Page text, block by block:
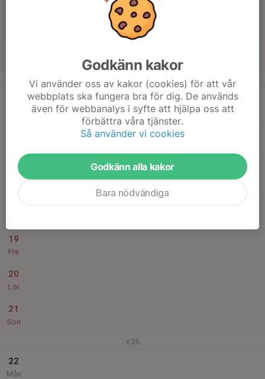
v.25
17
19
Fre
20
Lör
21
Sön
v.26
22
Mån
Godkänn kakor
Vi använder oss av kakor (cookies) för att vår
webbplats ska fungera bra för dig. De används
även för webbanalys i syfte att hjälpa oss att
förbättra våra tjänster.
Så använder vi cookies
Godkänn alla kakor
Bara nödvändiga